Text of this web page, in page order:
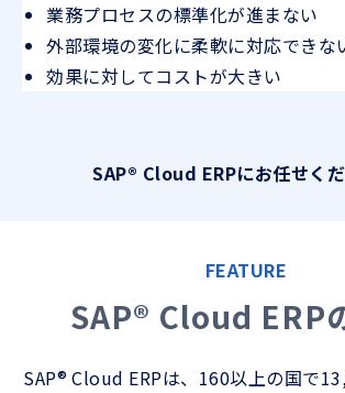
業務プロセスの標準化が進まない
外部環境の変化に柔軟に対応できな
効果に対してコストが大きい
SAP® Cloud ERPにお任せくだ
FEATURE
SAP® Cloud ERP
SAP® Cloud ERPは、160以上の国で